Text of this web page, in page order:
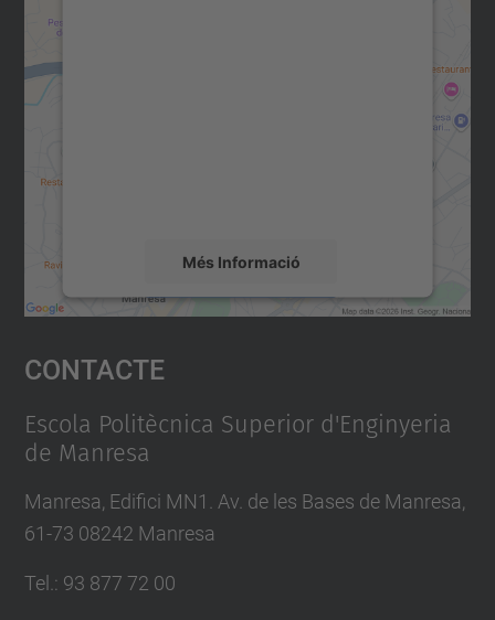
Més Informació
Accepta
powered by
Contacte
Escola Politècnica Superior d'Enginyeria
de Manresa
Manresa, Edifici MN1. Av. de les Bases de Manresa,
61-73 08242 Manresa
Tel.: 93 877 72 00